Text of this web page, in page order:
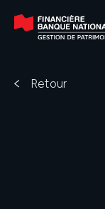
Retour